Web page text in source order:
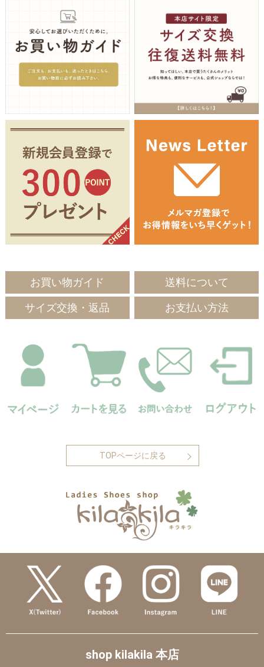
お買い物ガイド 送料について
サイズ交換・返品 お支払い方法
TOPページに戻る
shop kilakila 本店